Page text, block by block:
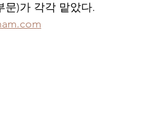
문)가 각각 맡았다.